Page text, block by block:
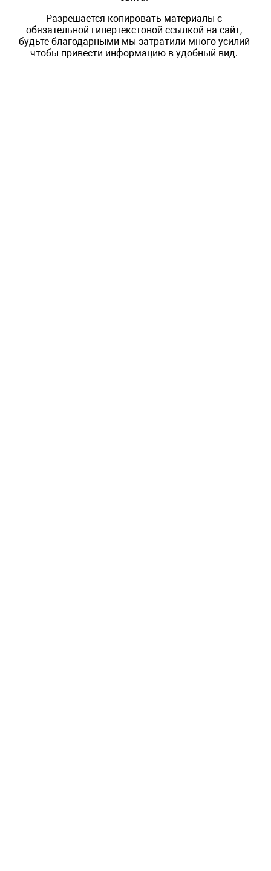
Разрешается копировать материалы с
обязательной гипертекстовой ссылкой на сайт,
будьте благодарными мы затратили много усилий
чтобы привести информацию в удобный вид.